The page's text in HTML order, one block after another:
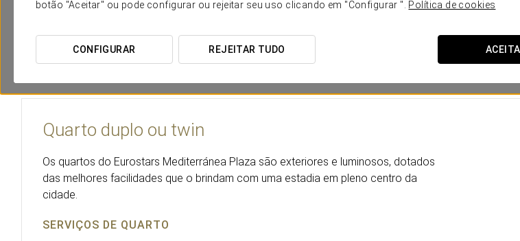
botão "Aceitar" ou pode configurar ou rejeitar seu uso clicando em "Configurar ". Política de cookies
CONFIGURAR REJEITAR TUDO
cabelo e banheiros de mármore. Todos os quartos são exteriores (alguns com varandas) sistemas ea
Quarto duplo ou twin
Os quartos do Eurostars Mediterránea Plaza são exteriores e luminosos, dotados
das melhores facilidades que o brindam com uma estadia em pleno centro da
cidade.
SERVIÇOS DE QUARTO